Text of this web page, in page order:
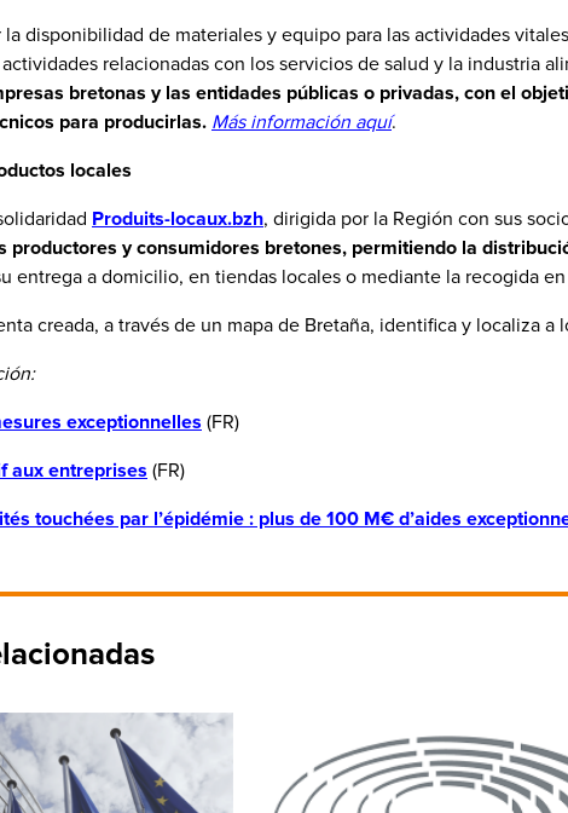
disponibilidad de materiales y equipo para las actividades
relacionadas con los servicios de salud y la industria
bretonas y las entidades públicas o privadas, con el
para producirlas. Más información aquí.
locales
Produits-locaux.bzh, dirigida por la Región con sus
productores y consumidores bretones, permitiendo la
entrega a domicilio, en tiendas locales o mediante la recogida
creada, a través de un mapa de Bretaña, identifica y localiza a
exceptionnelles (FR)
aux entreprises (FR)
touchées par l’épidémie : plus de 100 M€ d’aides